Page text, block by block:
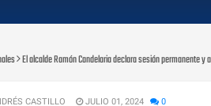
El alcalde Ramón Candelaria declara sesión permanente
CASTILLO JULIO 01, 2024 0